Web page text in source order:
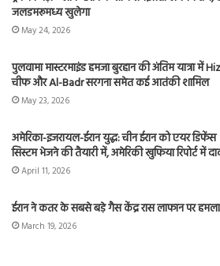
जलडमरूमध्य खुलेगा
May 24, 2026
पुलवामा मास्टरमाइंड हमजा बुरहान की अंतिम यात्रा में
चीफ और Al-Badr सरगना समेत कई आतंकी शामिल
May 23, 2026
अमेरिका-इजरायल-ईरान युद्ध: चीन ईरान को एयर डिफेंस
सिस्टम भेजने की तैयारी में, अमेरिकी खुफिया रिपोर्ट में
April 11, 2026
ईरान ने कतर के सबसे बड़े गैस केंद्र रास लाफान पर
March 19, 2026